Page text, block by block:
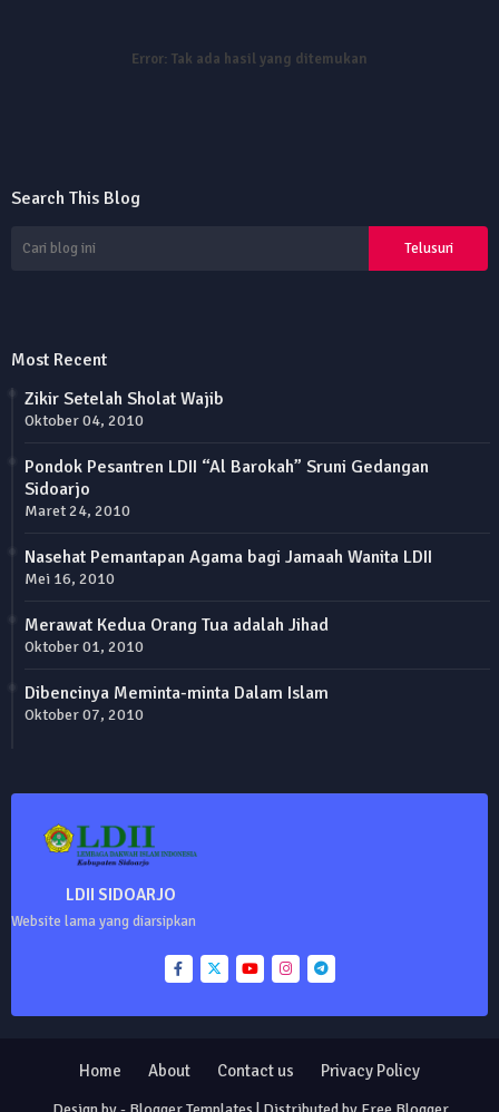
Error: Tak ada hasil yang ditemukan
Search This Blog
Most Recent
Zikir Setelah Sholat Wajib
Oktober 04, 2010
Pondok Pesantren LDII “Al Barokah” Sruni Gedangan
Sidoarjo
Maret 24, 2010
Nasehat Pemantapan Agama bagi Jamaah Wanita LDII
Mei 16, 2010
Merawat Kedua Orang Tua adalah Jihad
Oktober 01, 2010
Dibencinya Meminta-minta Dalam Islam
Oktober 07, 2010
LDII SIDOARJO
Website lama yang diarsipkan
Home About Contact us Privacy Policy